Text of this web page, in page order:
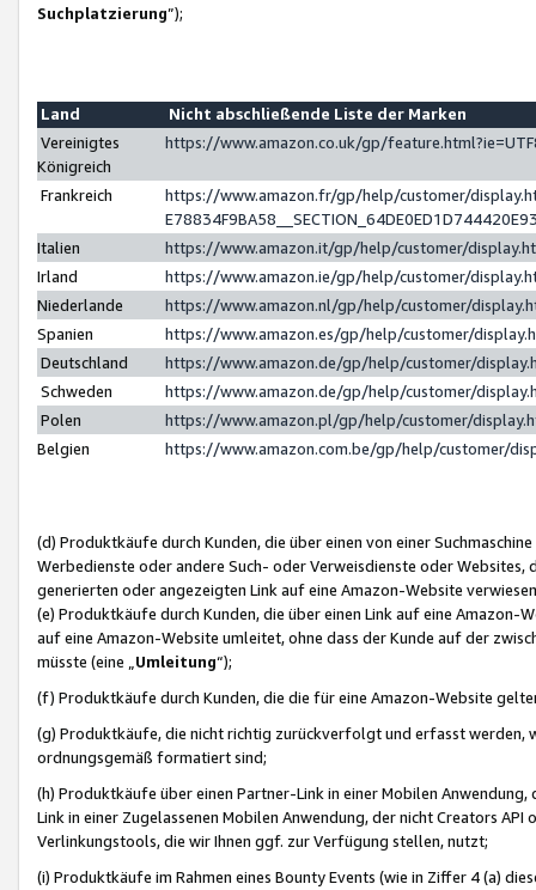
Suchplatzierung”);
Land
Nicht abschließende Liste der Marken
Vereinigtes
Königreich
https://www.amazon.co.uk/gp/
Frankreich
https://www.amazon.fr/gp/help/customer/
Italien
https://www.amazon.it/gp/help/customer/
Irland
https://www.amazon.ie/gp/help/customer/
Niederlande
https://www.amazon.nl/gp/help/customer/
Spanien
https://www.amazon.es/gp/help/customer/
Deutschland
https://www.amazon.de/gp/help/customer/
Schweden
https://www.amazon.de/gp/help/customer/
Polen
https://www.amazon.pl/gp/help/customer/
Belgien
https://www.amazon.com.be/gp/help/customer/
(d) Produktkäufe durch Kunden, die über einen von einer
Werbedienste oder andere Such- oder Verweisdienste oder Websites,
generierten oder angezeigten Link auf eine Amazon-Website
(e) Produktkäufe durch Kunden, die über einen Link auf eine
auf eine Amazon-Website umleitet, ohne dass der Kunde auf der
müsste (eine „ Umleitung“);
(f) Produktkäufe durch Kunden, die die für eine Amazon-Website
(g) Produktkäufe, die nicht richtig zurückverfolgt und erfasst werden,
ordnungsgemäß formatiert sind;
(h) Produktkäufe über einen Partner-Link in einer Mobilen
Link in einer Zugelassenen Mobilen Anwendung, der nicht Creators
Verlinkungstools, die wir Ihnen ggf. zur Verfügung stellen, nutzt;
(i) Produktkäufe im Rahmen eines Bounty Events (wie in Ziffer 4 (a)